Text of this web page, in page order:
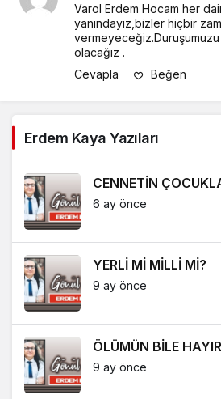
Varol Erdem Hocam her
yanındayız,bizler hiçbir
olacağız .
Cevapla
Beğen
Erdem Kaya Yazıları
CENNETİN
6 ay önce
YERLİ Mİ MİLLİ Mİ?
9 ay önce
ÖLÜMÜN BİLE
9 ay önce